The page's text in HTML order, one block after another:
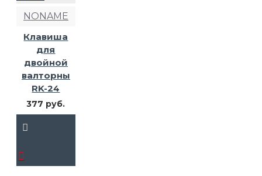
NONAME
Клавиша
для
двойной
валторны
RK-24
377 руб.